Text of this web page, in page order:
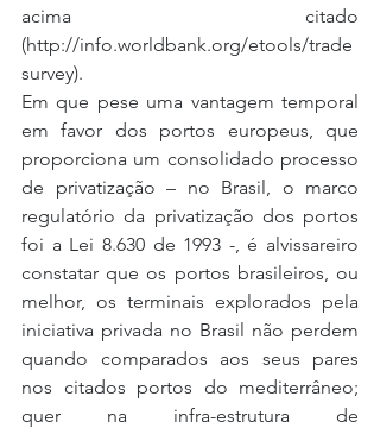
acima citado
(http://info.worldbank.org/etools/trade
survey).
Em que pese uma vantagem temporal
em favor dos portos europeus, que
proporciona um consolidado processo
de privatização – no Brasil, o marco
regulatório da privatização dos portos
foi a Lei 8.630 de 1993 -, é alvissareiro
constatar que os portos brasileiros, ou
melhor, os terminais explorados pela
iniciativa privada no Brasil não perdem
quando comparados aos seus pares
nos citados portos do mediterrâneo;
quer na infra-estrutura de